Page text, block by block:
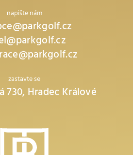
napište nám
zastavte se
730, Hradec Králové